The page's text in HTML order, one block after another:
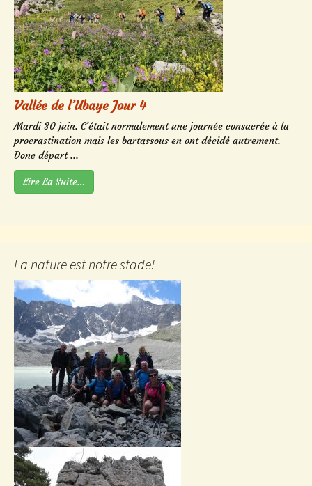
Vallée de l’Ubaye Jour 4
Mardi 30 juin. C’était normalement une journée consacrée à la
procrastination mais les bartassous en ont décidé autrement.
Donc départ ...
Lire La Suite…
La nature est notre stade!